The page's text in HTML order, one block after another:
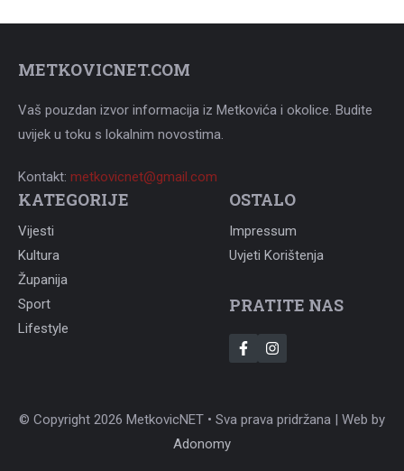
METKOVICNET.COM
Vaš pouzdan izvor informacija iz Metkovića i okolice. Budite
uvijek u toku s lokalnim novostima.
Kontakt: metkovicnet@gmail.com
KATEGORIJE
Vijesti
Kultura
Županija
Sport
Lifestyle
OSTALO
Impressum
Uvjeti Korištenja
PRATITE NAS
© Copyright 2026 MetkovicNET • Sva prava pridržana | Web by
Adonomy